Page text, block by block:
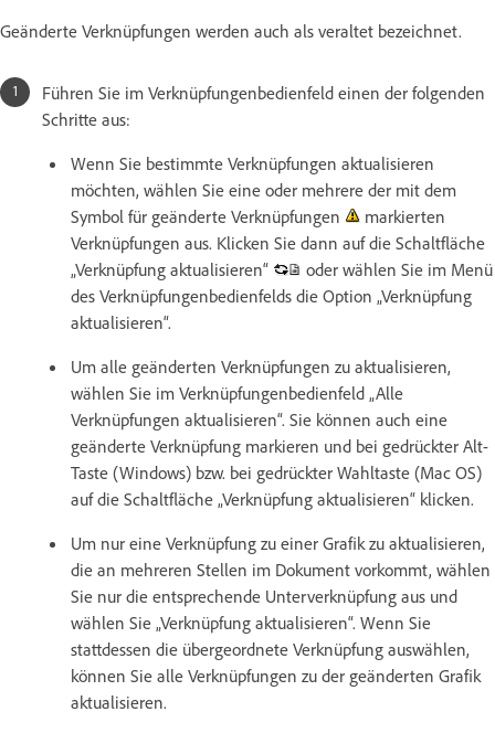
Geänderte Verknüpfungen werden auch als veraltet bezeichnet.
Führen Sie im Verknüpfungenbedienfeld einen der folgenden
Schritte aus:
Wenn Sie bestimmte Verknüpfungen aktualisieren
möchten, wählen Sie eine oder mehrere der mit dem
Symbol für geänderte Verknüpfungen
markierten
Verknüpfungen aus. Klicken Sie dann auf die Schaltfläche
„Verknüpfung aktualisieren“
oder wählen Sie im Menü
des Verknüpfungenbedienfelds die Option „Verknüpfung
aktualisieren“.
Um alle geänderten Verknüpfungen zu aktualisieren,
wählen Sie im Verknüpfungenbedienfeld „Alle
Verknüpfungen aktualisieren“. Sie können auch eine
geänderte Verknüpfung markieren und bei gedrückter Alt-
Taste (Windows) bzw. bei gedrückter Wahltaste (Mac OS)
auf die Schaltfläche „Verknüpfung aktualisieren“ klicken.
Um nur eine Verknüpfung zu einer Grafik zu aktualisieren,
die an mehreren Stellen im Dokument vorkommt, wählen
Sie nur die entsprechende Unterverknüpfung aus und
wählen Sie „Verknüpfung aktualisieren“. Wenn Sie
stattdessen die übergeordnete Verknüpfung auswählen,
können Sie alle Verknüpfungen zu der geänderten Grafik
aktualisieren.